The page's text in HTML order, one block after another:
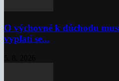
O výchovné k důchodu
vyplatí se...